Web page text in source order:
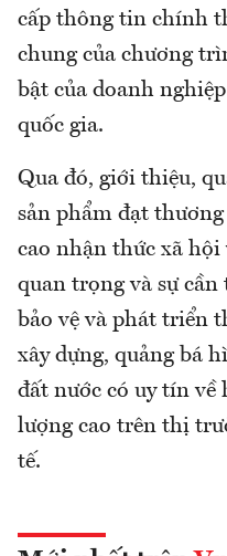
cấp thông tin chính
chung của chương
bật của doanh
quốc gia.
Qua đó, giới thiệu,
sản phẩm đạt
cao nhận thức xã
quan trọng và sự cần
bảo vệ và phát triển
xây dựng, quảng bá
đất nước có uy tín về
lượng cao trên thị
tế.